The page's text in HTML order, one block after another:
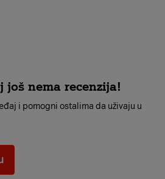
još nema recenzija!
i pomogni ostalima da uživaju u